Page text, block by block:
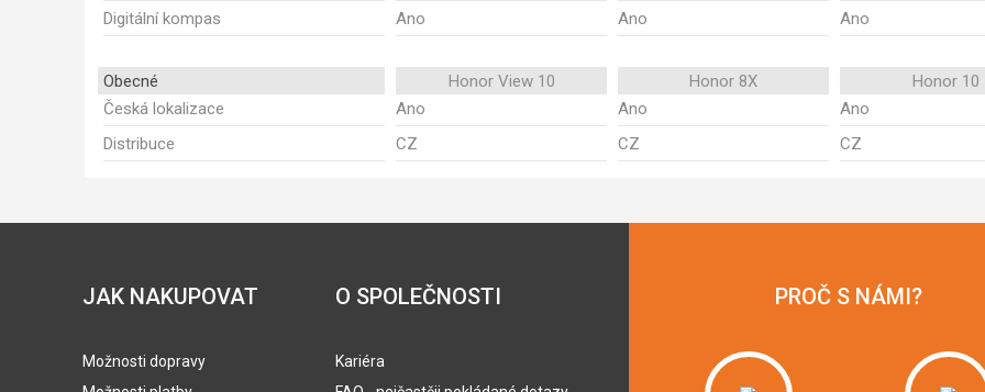
Digitální kompas
Ano Ano Ano
Obecné Honor View 10 Honor 8X
Honor 10
Česká lokalizace
Ano Ano
Ano
Distribuce
CZ CZ CZ
JAK NAKUPOVAT
Možnosti dopravy
O SPOLEČNOSTI
Kariéra
PROČ S NÁMI?